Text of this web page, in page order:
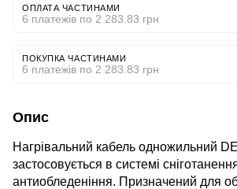
ОПЛАТА ЧАСТИНАМИ
6 платежів по 2 283.83 грн
ПОКУПКА ЧАСТИНАМИ
6 платежів по 2 283.83 грн
Опис
Нагрівальний кабель одножильний
застосовується в системі
антиобледеніння. Призначений для